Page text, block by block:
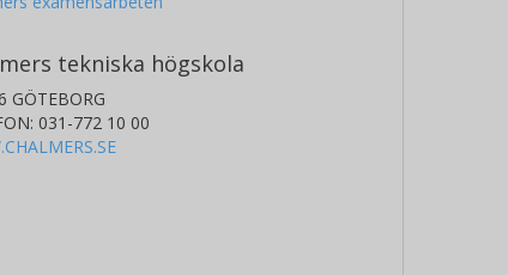
tekniska högskola
GÖTEBORG
031-772 10 00